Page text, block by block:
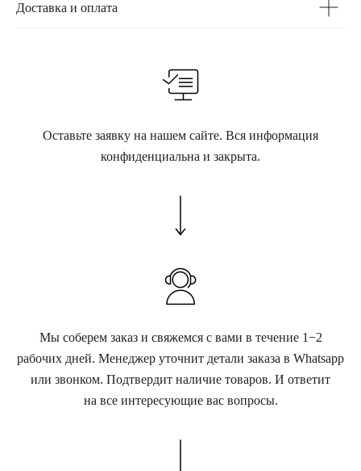
Доставка и оплата
Оставьте заявку на нашем сайте. Вся информация
конфиденциальна и закрыта.
Мы соберем заказ и свяжемся с вами в течение 1−2
рабочих дней. Менеджер уточнит детали заказа в Whatsapp
или звонком. Подтвердит наличие товаров. И ответит
на все интересующие вас вопросы.